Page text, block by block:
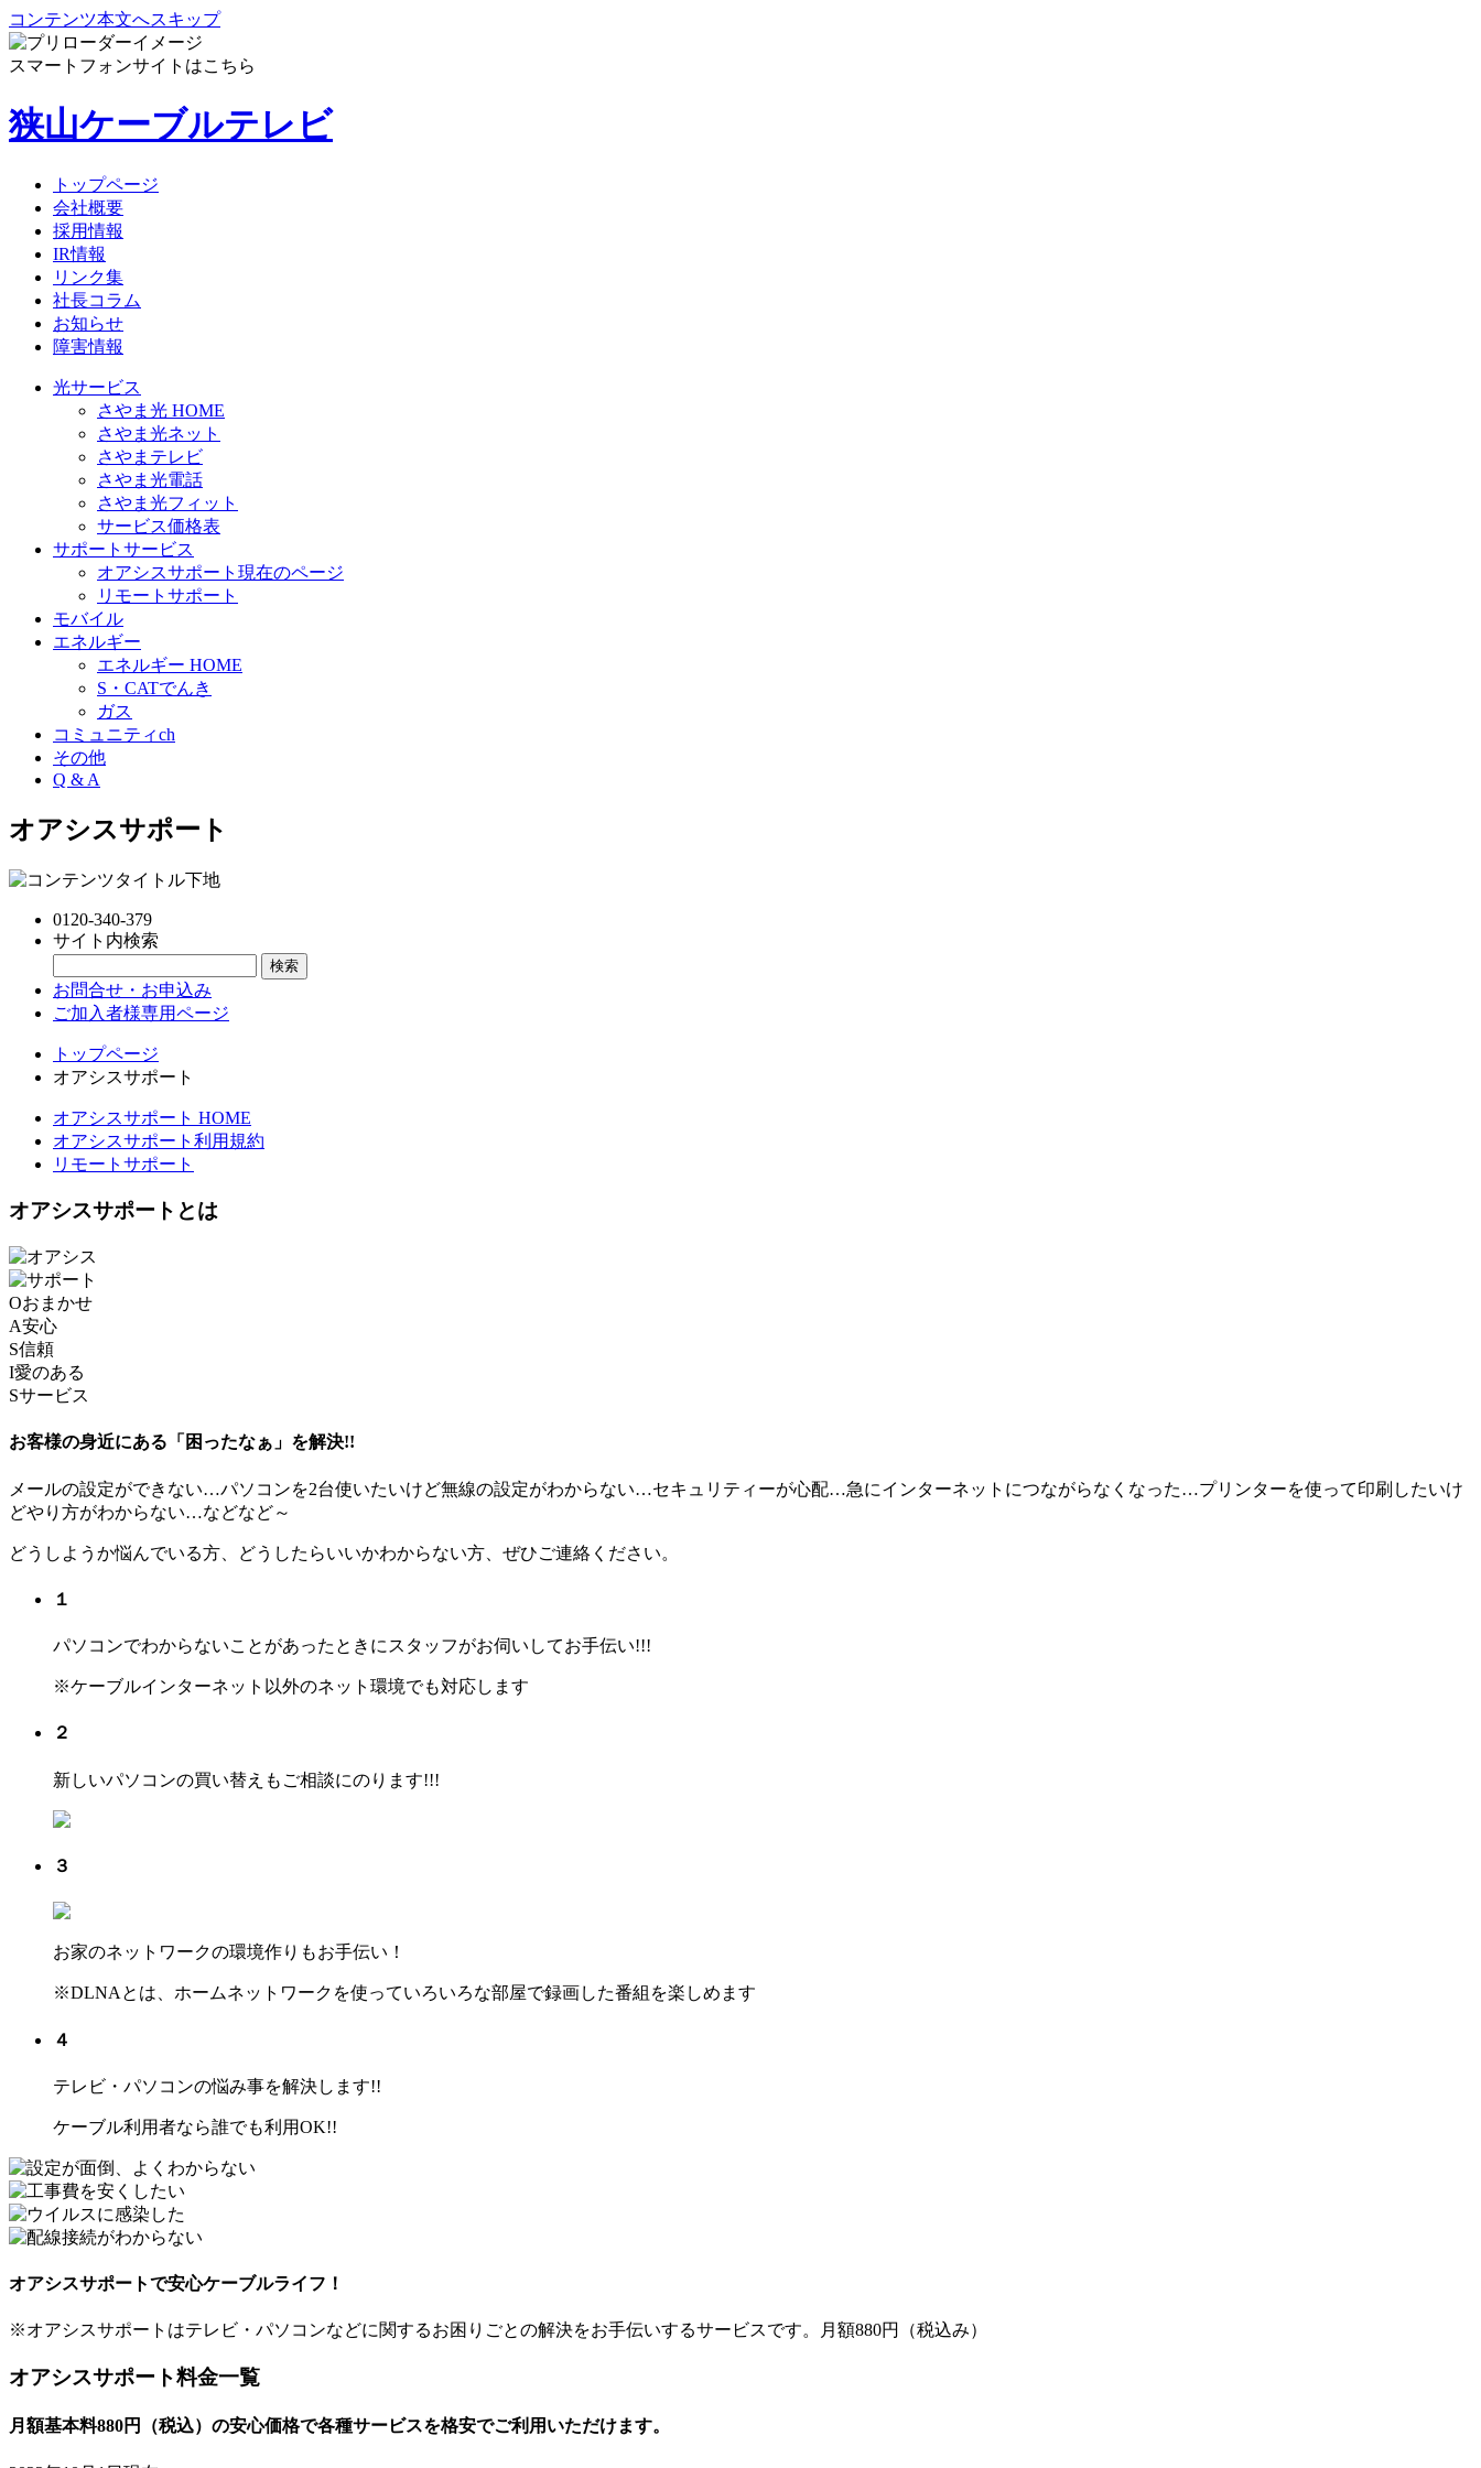
コンテンツ本文へスキップ
スマートフォンサイトはこちら
狭山ケーブルテレビ
トップページ
会社概要
採用情報
IR情報
リンク集
社長コラム
お知らせ
障害情報
光サービス
さやま光 HOME
さやま光ネット
さやまテレビ
さやま光電話
さやま光フィット
サービス価格表
サポートサービス
オアシスサポート 現在のページ
リモートサポート
モバイル
エネルギー
エネルギー HOME
S・CATでんき
ガス
コミュニティch
その他
Q & A
オアシスサポート
0120-340-379
サイト内検索
お問合せ・お申込み
ご加入者様専用ページ
トップページ
オアシスサポート
オアシスサポート HOME
オアシスサポート利用規約
リモートサポート
オアシスサポートとは
Oおまかせ
A安心
S信頼
I愛のある
Sサービス
お客様の身近にある「困ったなぁ」を解決!!
メールの設定ができない…パソコンを2台使いたいけど無線の設定がわからない…セキュリティーが心配…急にインターネットにつながらなくなった…プリンターを使って印刷したいけ
どやり方がわからない…などなど～
どうしようか悩んでいる方、どうしたらいいかわからない方、ぜひご連絡ください。
１
パソコンでわからないことがあったときに スタッフがお伺いしてお手伝い!!!
※ケーブルインターネット以外のネット環境でも対応します
２
新しいパソコンの買い替えも ご相談にのります!!!
３
お家のネットワークの環境作りもお手伝い！
※DLNAとは、ホームネットワークを使っていろいろな部屋で録画した番組を楽しめます
４
テレビ・パソコンの悩み事を解決します!!
ケーブル利用者なら誰でも利用OK!!
オアシスサポートで安心ケーブルライフ！
※オアシスサポートはテレビ・パソコンなどに関するお困りごとの解決をお手伝いするサービスです。月額880円（税込み）
オアシスサポート料金一覧
月額基本料880円（税込）の安心価格で各種サービスを格安でご利用いただけます。